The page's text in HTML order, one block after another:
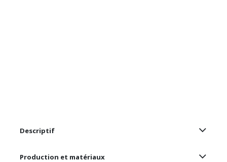
Descriptif
Production et matériaux